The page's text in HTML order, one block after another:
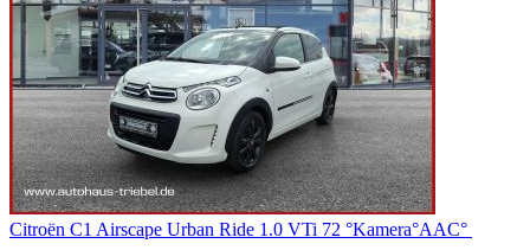
Citroën C1 Airscape Urban Ride 1.0 VTi 72 °Kamera°AAC°